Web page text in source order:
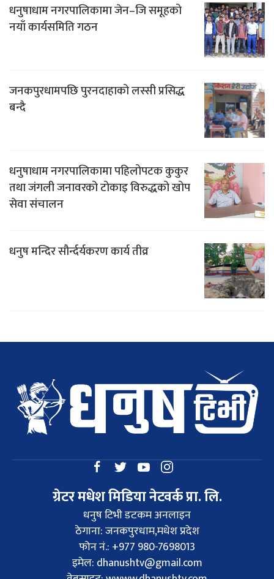
धनुषाधाम नगरपालिकामा जेन–जि समूहको
नयाँ कार्यसमिति गठन
जनकपुरधामपछि पुरनदाहाको लस्सी प्रसिद्ध
बन्दै
धनुषाधाम नगरपालिकामा पहिलोपटक कुकुर
तथा जंगली जनावरको टोकाइ विरुद्धको खोप
सेवा संचालन
धनुष मन्दिर सौर्न्दर्यकरण कार्य तीव्र
ग्रेटर मधेश मिडिया नेटवर्क प्रा. लि.
धनुष टिभी डटकम अनलाइन
ठेगाना: जनकपुरधाम,मधेश प्रदेश
फोन नं.: +977 980-7698013
इमेल: dhanushtv@gmail.com